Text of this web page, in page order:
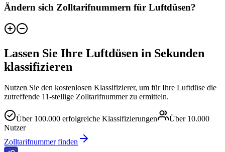
Ändern sich Zolltarifnummern für Luftdüsen?
Lassen Sie Ihre Luftdüsen in Sekunden
klassifizieren
Nutzen Sie den kostenlosen Klassifizierer, um für Ihre Luftdüse die
zutreffende 11-stellige Zolltarifnummer zu ermitteln.
Über 100.000 erfolgreiche Klassifizierungen Über 10.000
Nutzer
Zolltarifnummer finden